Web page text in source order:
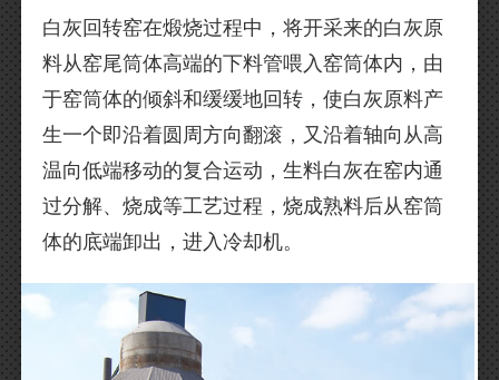
白灰回转窑在煅烧过程中，将开采来的白灰原
料从窑尾筒体高端的下料管喂入窑筒体内，由
于窑筒体的倾斜和缓缓地回转，使白灰原料产
生一个即沿着圆周方向翻滚，又沿着轴向从高
温向低端移动的复合运动，生料白灰在窑内通
过分解、烧成等工艺过程，烧成熟料后从窑筒
体的底端卸出，进入冷却机。